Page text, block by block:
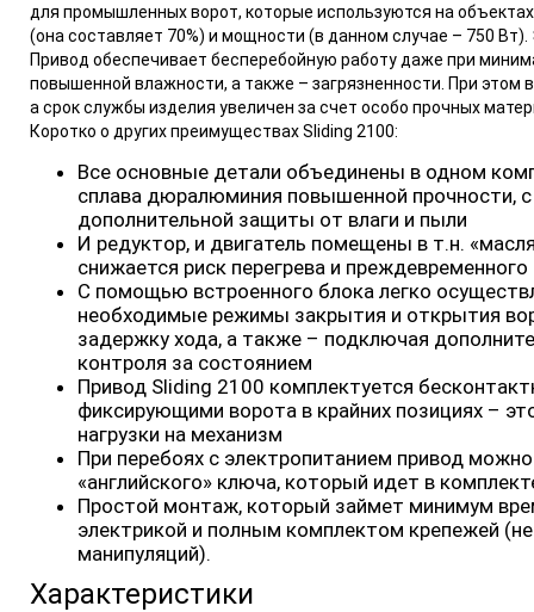
для промышленных ворот, которые используются на
(она составляет 70%) и мощности (в данном случае – 750
Привод обеспечивает бесперебойную работу даже при
повышенной влажности, а также – загрязненности. При
а срок службы изделия увеличен за счет особо прочных
Коротко о других преимуществах Sliding 2100:
Все основные детали объединены в одном
сплава дюралюминия повышенной прочности,
дополнительной защиты от влаги и пыли
И редуктор, и двигатель помещены в т.н.
снижается риск перегрева и
С помощью встроенного блока легко
необходимые режимы закрытия и открытия
задержку хода, а также – подключая
контроля за состоянием
Привод Sliding 2100 комплектуется
фиксирующими ворота в крайних позициях –
нагрузки на механизм
При перебоях с электропитанием привод
«английского» ключа, который идет в
Простой монтаж, который займет минимум
электрикой и полным комплектом крепежей
манипуляций).
Характеристики